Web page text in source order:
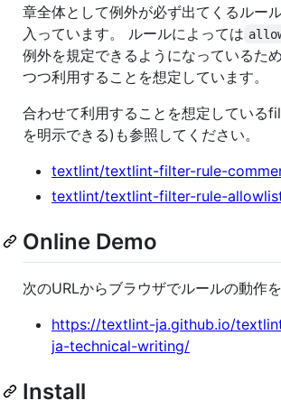
章全体として例外が必ず出てくるルー
入っています。 ルールによっては
例外を規定できるようになっているた
つつ利用することを想定しています。
合わせて利用することを想定している
を明示できる)も参照してください。
textlint/textlint-filter-rule-
textlint/textlint-filter-rule-
Online Demo
次のURLからブラウザでルールの動作を
https://textlint-ja.github.io/
ja-technical-writing/
Install